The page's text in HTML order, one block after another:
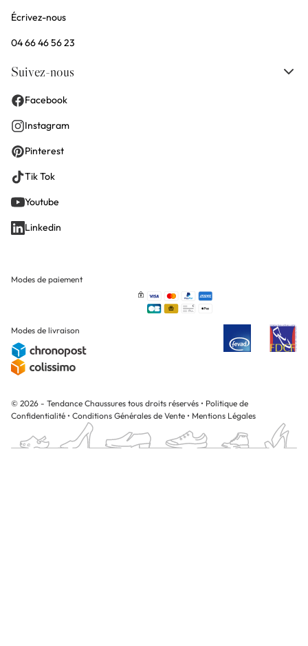
Écrivez-nous
04 66 46 56 23
Suivez-nous
Facebook
Instagram
Pinterest
Tik Tok
Youtube
Linkedin
Modes de paiement
Modes de livraison
© 2026 - Tendance Chaussures tous droits réservés • Politique de
Confidentialité • Conditions Générales de Vente • Mentions Légales